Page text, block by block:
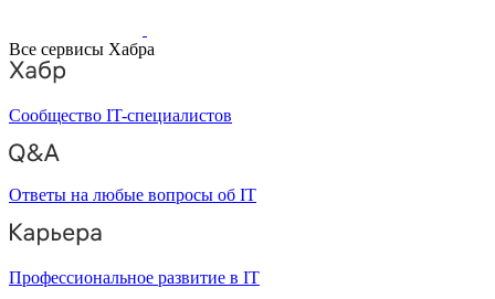
Все сервисы Хабра
Сообщество IT-специалистов
Ответы на любые вопросы об IT
Профессиональное развитие в IT